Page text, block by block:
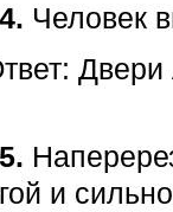
Человек
Двери
и